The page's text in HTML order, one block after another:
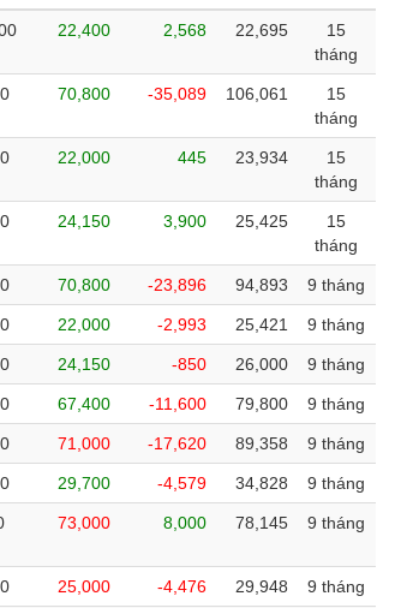
22,400 2,568 22,695
15
tháng
70,800 -35,089 106,061
15
tháng
22,000 445 23,934
15
tháng
24,150 3,900 25,425
15
tháng
70,800 -23,896 94,893 9 tháng
22,000 -2,993 25,421 9 tháng
24,150 -850 26,000 9 tháng
67,400 -11,600 79,800 9 tháng
71,000 -17,620 89,358 9 tháng
29,700 -4,579 34,828 9 tháng
73,000 8,000 78,145 9 tháng
25,000 -4,476 29,948 9 tháng